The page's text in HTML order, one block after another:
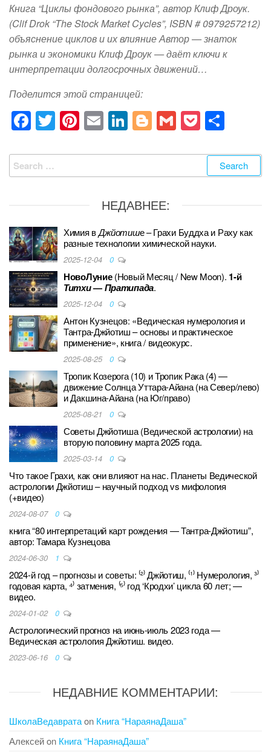
Книга “Циклы фондового рынка”, автор Клиф Дроук.
(Clif Drok “The Stock Market Cycles”, ISBN # 0979257212)
объяснение циклов и их влияние Автор — знаток
рынка и экономики Клиф Дроук — даёт ключи к
интерпретации долгосрочных движений…
Поделится этой страницей:
F
a
c
e
b
o
k
T
wi
tt
er
Pi
nt
er
e
st
E
m
ail
Li
n
k
e
dI
n
Bl
o
g
g
er
G
m
ail
P
o
ck
et
ar
e
Search
for:
НЕДАВНЕЕ:
Химия вДжйотише – Грахи Буддха и Раху как
разные технологии химической науки.
2025-12-04 0
НовоЛуние(Новый Месяц / New Moon). 1-й
Титхи—Пратипада.
2025-12-04 0
Антон Кузнецов: «Ведическая нумерология и
Тантра-Джйотиш – основы и практическое
применение», книга / видеокурс.
2025-08-25 0
Тропик Козерога (10) и Тропик Рака (4) —
движение Солнца Уттара-Айана (на Север/лево)
и Дакшина-Айана (на Юг/право)
2025-08-21 0
Советы Джйотиша (Ведической астрологии) на
вторую половину марта 2025 года.
2025-03-14 0
Что такое Грахи, как они влияют на нас. Планеты Ведической
астрологии Джйотиш – научный подход vs мифология
(+видео)
2024-08-07 0
книга “80 интерпретаций карт рождения — Тантра-Джйотиш”,
автор: Тамара Кузнецова
2024-06-30 1
2024-й год – прогнозы и советы: ⁽²⁾ Джйотиш, ⁽¹⁾ Нумерология, ³⁾
годовая карта, ⁴⁾ затмения, ⁽⁵⁾ год ‘Кродхи’ цикла 60 лет; —
видео.
2024-01-02 0
Астрологический прогноз на июнь-июль 2023 года —
Ведическая астрология Джйотиш. видео.
2023-06-16 0
НЕДАВНИЕ КОММЕНТАРИИ:
ШколаВедавратаon Книга “НараянаДаша”
Алексейon Книга “НараянаДаша”